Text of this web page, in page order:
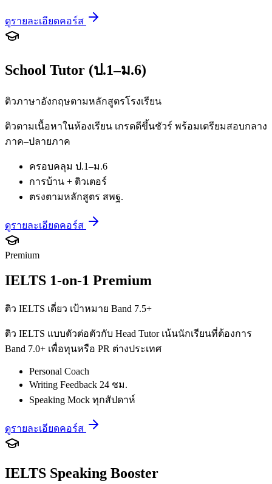
ดูรายละเอียดคอร์ส
School Tutor (ป.1–ม.6)
ติวภาษาอังกฤษตามหลักสูตรโรงเรียน
ติวตามเนื้อหาในห้องเรียน เกรดดีขึ้นชัวร์ พร้อมเตรียมสอบกลาง
ภาค–ปลายภาค
ครอบคลุม ป.1–ม.6
การบ้าน + ติวเตอร์
ตรงตามหลักสูตร สพฐ.
ดูรายละเอียดคอร์ส
Premium
IELTS 1-on-1 Premium
ติว IELTS เดี่ยว เป้าหมาย Band 7.5+
ติว IELTS แบบตัวต่อตัวกับ Head Tutor เน้นนักเรียนที่ต้องการ
Band 7.0+ เพื่อทุนหรือ PR ต่างประเทศ
Personal Coach
Writing Feedback 24 ชม.
Speaking Mock ทุกสัปดาห์
ดูรายละเอียดคอร์ส
IELTS Speaking Booster